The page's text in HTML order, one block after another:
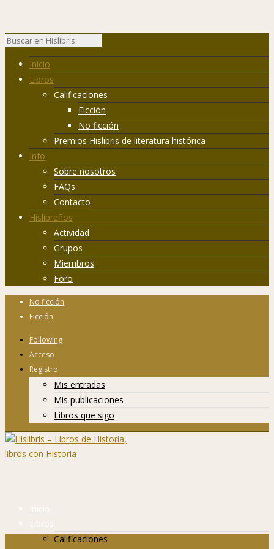
Inicio
Libros
Calificaciones
Ficción
No ficción
Premios Hislibris de literatura histórica
Info
Sobre nosotros
FAQs
Contacto
Hislibreños
Actividad
Grupos
Miembros
Foro
No ficción
Ficción
Following
Acceso
Registro
Mis entradas
Mis publicaciones
Libros que sigo
Inicio
Libros
Calificaciones